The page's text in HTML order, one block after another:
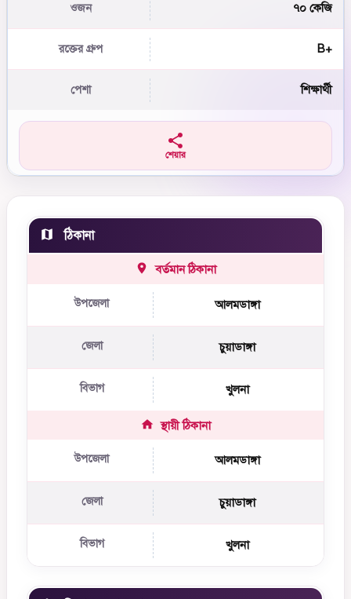
ওজন ৭০ কেজি
রক্তের গ্রুপ B+
পেশা শিক্ষার্থী
শেয়ার
ঠিকানা
বর্তমান ঠিকানা
উপজেলা আলমডাঙ্গা
জেলা চুয়াডাঙ্গা
বিভাগ খুলনা
স্থায়ী ঠিকানা
উপজেলা আলমডাঙ্গা
জেলা চুয়াডাঙ্গা
বিভাগ খুলনা